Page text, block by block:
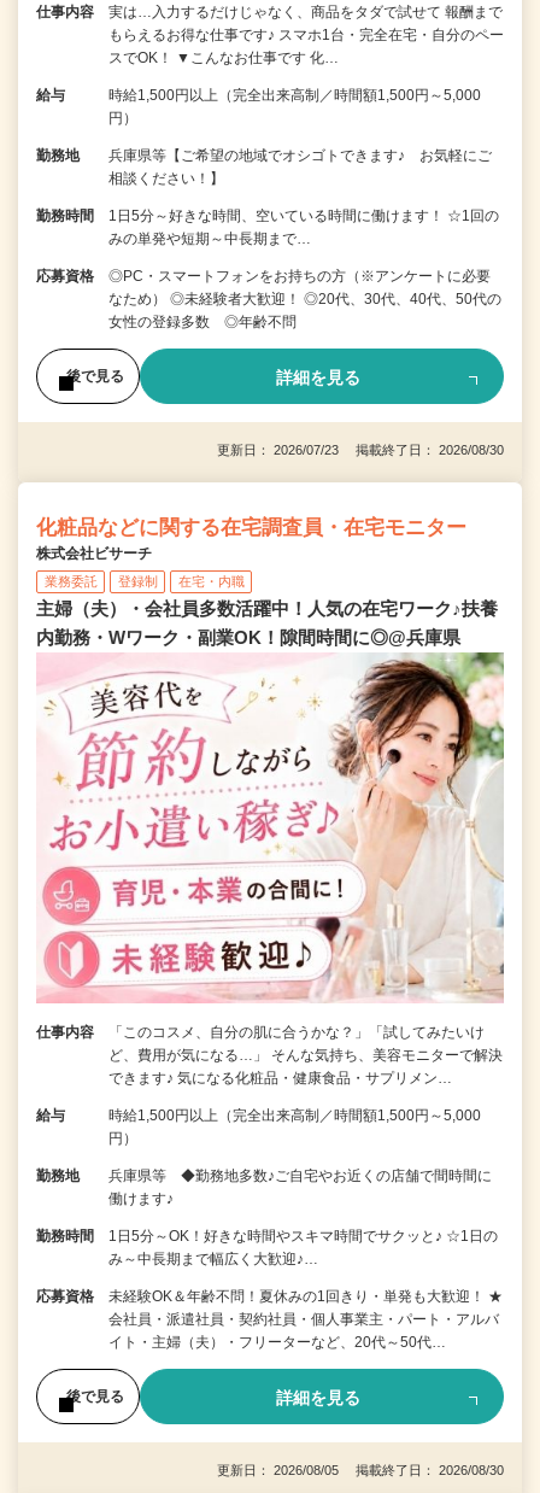
仕事内容
実は…入力するだけじゃなく、商品をタダで試せて 報酬まで
もらえるお得な仕事です♪ スマホ1台・完全在宅・自分のペー
スでOK！ ▼こんなお仕事です 化…
給与
時給1,500円以上（完全出来高制／時間額1,500円～5,000
円）
勤務地
兵庫県等【ご希望の地域でオシゴトできます♪ お気軽にご
相談ください！】
勤務時間
1日5分～好きな時間、空いている時間に働けます！ ☆1回の
みの単発や短期～中長期まで…
応募資格
◎PC・スマートフォンをお持ちの方（※アンケートに必要
なため） ◎未経験者大歓迎！ ◎20代、30代、40代、50代の
女性の登録多数 ◎年齢不問
後で見る 詳細を見る
更新日： 2026/07/23 掲載終了日： 2026/08/30
化粧品などに関する在宅調査員・在宅モニター
株式会社ビサーチ
業務委託 登録制 在宅・内職
主婦（夫）・会社員多数活躍中！人気の在宅ワーク♪扶養
内勤務・Wワーク・副業OK！隙間時間に◎@兵庫県
仕事内容
「このコスメ、自分の肌に合うかな？」「試してみたいけ
ど、費用が気になる…」 そんな気持ち、美容モニターで解決
できます♪ 気になる化粧品・健康食品・サプリメン…
給与
時給1,500円以上（完全出来高制／時間額1,500円～5,000
円）
勤務地
兵庫県等 ◆勤務地多数♪ご自宅やお近くの店舗で間時間に
働けます♪
勤務時間
1日5分～OK！好きな時間やスキマ時間でサクッと♪ ☆1日の
み～中長期まで幅広く大歓迎♪…
応募資格
未経験OK＆年齢不問！夏休みの1回きり・単発も大歓迎！ ★
会社員・派遣社員・契約社員・個人事業主・パート・アルバ
イト・主婦（夫）・フリーターなど、20代～50代…
後で見る 詳細を見る
更新日： 2026/08/05 掲載終了日： 2026/08/30